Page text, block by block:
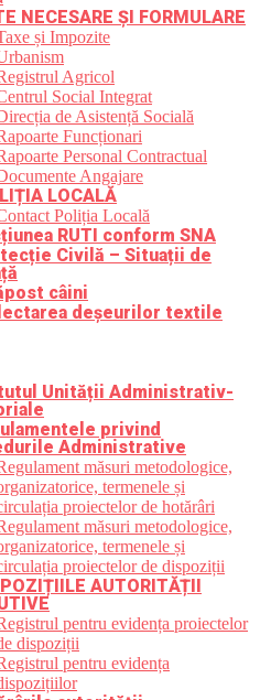
NECESARE ȘI FORMULARE
și Impozite
Agricol
Social Integrat
de Asistență Socială
Funcționari
Personal Contractual
Angajare
LOCALĂ
Poliția Locală
RUTI conform SNA
Civilă – Situații de
câini
deșeurilor textile
Unității Administrativ-
privind
Administrative
măsuri metodologice,
termenele și
proiectelor de hotărâri
măsuri metodologice,
termenele și
proiectelor de dispoziții
AUTORITĂȚII
pentru evidența proiectelor
dispoziții
pentru evidența